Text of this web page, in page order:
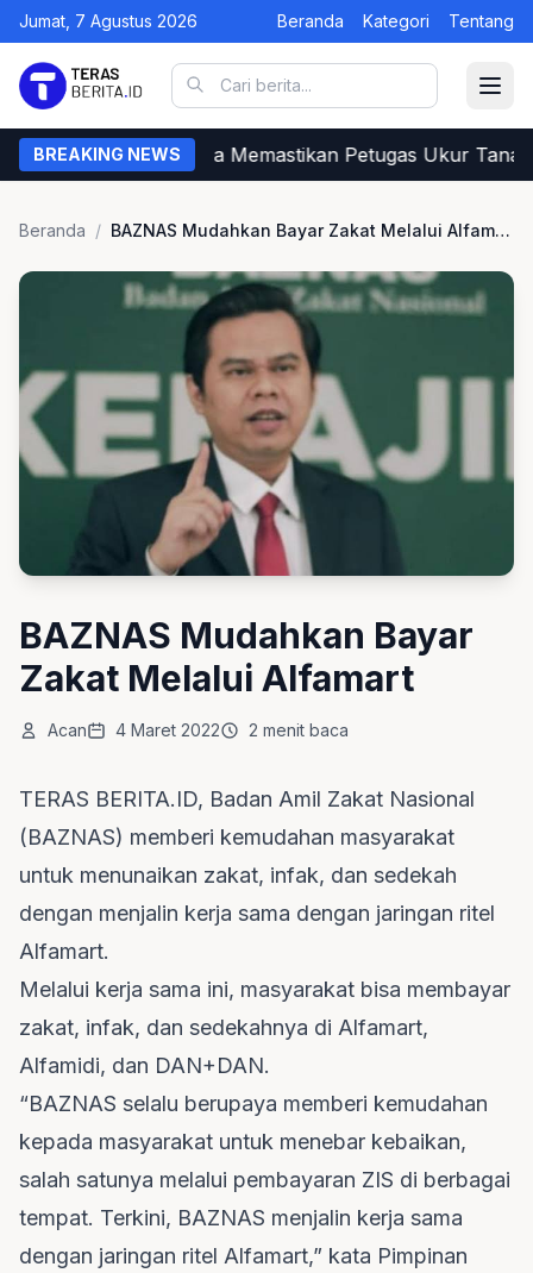
Jumat, 7 Agustus 2026 Beranda Kategori Tentang
BREAKING NEWS
Begini Cara Warga Memastikan Petugas Ukur Tanah
Beranda / BAZNAS Mudahkan Bayar Zakat Melalui Alfamart
BAZNAS Mudahkan Bayar
Zakat Melalui Alfamart
Acan 4 Maret 2022 2 menit baca
TERAS BERITA.ID, Badan Amil Zakat Nasional
(BAZNAS) memberi kemudahan masyarakat
untuk menunaikan zakat, infak, dan sedekah
dengan menjalin kerja sama dengan jaringan ritel
Alfamart.
Melalui kerja sama ini, masyarakat bisa membayar
zakat, infak, dan sedekahnya di Alfamart,
Alfamidi, dan DAN+DAN.
“BAZNAS selalu berupaya memberi kemudahan
kepada masyarakat untuk menebar kebaikan,
salah satunya melalui pembayaran ZIS di berbagai
tempat. Terkini, BAZNAS menjalin kerja sama
dengan jaringan ritel Alfamart,” kata Pimpinan